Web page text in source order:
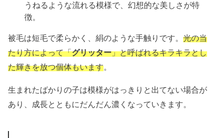
うねるような流れる模様で、幻想的な美しさが特
徴。
被毛は短毛で柔らかく、絹のような手触りです。光の当
たり方によって「グリッター」と呼ばれるキラキラとし
た輝きを放つ個体もいます。
生まれたばかりの子は模様がはっきりと出てない場合が
あり、成長とともにだんだん濃くなっていきます。